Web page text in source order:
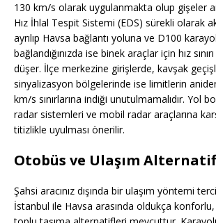
130 km/s olarak uygulanmakta olup gişeler
Hız İhlal Tespit Sistemi (EDS) sürekli olarak
ayrılıp Havsa bağlantı yoluna ve D100
bağlandığınızda ise binek araçlar için hız
düşer. İlçe merkezine girişlerde, kavşak
sinyalizasyon bölgelerinde ise limitlerin
km/s sınırlarına indiği unutulmamalıdır. Yol
radar sistemleri ve mobil radar araçlarına
titizlikle uyulması önerilir.
Otobüs ve Ulaşım
Şahsi aracınız dışında bir ulaşım yöntemi
İstanbul ile Havsa arasında oldukça konforlu,